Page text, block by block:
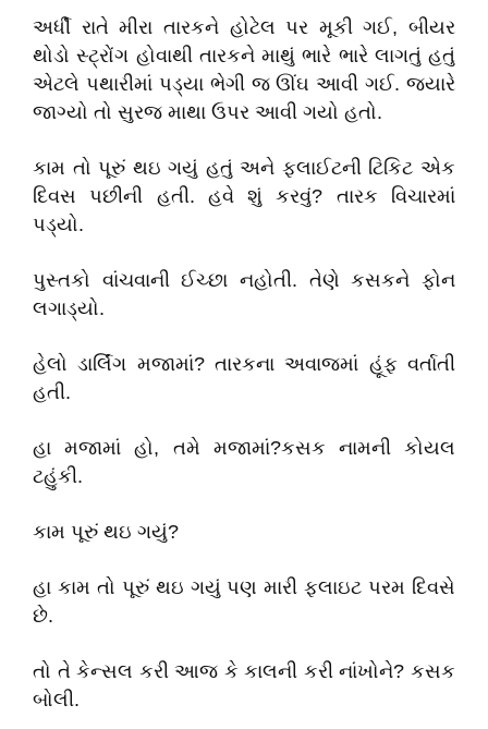
અર્ધી રાતે મીરા તારકને હોટેલ પર મૂકી ગઈ, બીયર
થોડો સ્ટ્રોંગ હોવાથી તારકને માથું ભારે ભારે લાગતું હતું
એટલે પથારીમાં પડ્યા ભેગી જ ઊંઘ આવી ગઈ. જયારે
જાગ્યો તો સુરજ માથા ઉપર આવી ગયો હતો.
કામ તો પૂરું થઇ ગયું હતું અને ફ્લાઈટની ટિકિટ એક
દિવસ પછીની હતી. હવે શું કરવું? તારક વિચારમાં
પડ્યો.
પુસ્તકો વાંચવાની ઈચ્છા નહોતી. તેણે કસકને ફોન
લગાડ્યો.
હેલો ડાર્લિંગ મજામાં? તારકના અવાજમાં હૂંફ વર્તાતી
હતી.
હા મજામાં હો, તમે મજામાં?કસક નામની કોયલ
ટહુંકી.
કામ પૂરું થઇ ગયું?
હા કામ તો પૂરું થઇ ગયું પણ મારી ફ્લાઇટ પરમ દિવસે
છે.
તો તે કેન્સલ કરી આજ કે કાલની કરી નાંખોને? કસક
બોલી.